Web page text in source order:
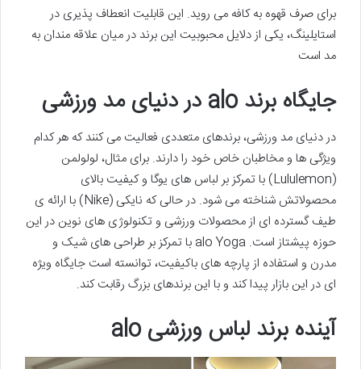
برای صرف قهوه به کافه می روید. این قابلیت انعطاف پذیری در
استایلینگ، یکی از دلایل محبوبیت این برند در میان علاقه مندان به
مد است
جایگاه برند alo در دنیای مد ورزشی
در دنیای مد ورزشی، برندهای متعددی فعالیت می کنند که هر کدام
ویژگی ها و مخاطبان خاص خود را دارند. برای مثال، لولولمن
(Lululemon) با تمرکز بر لباس های یوگا و کیفیت بالای
محصولاتش شناخته می شود. در حالی که نایکی (Nike) با ارائه ی
طیف گسترده ای از محصولات ورزشی و تکنولوژی های نوین در این
حوزه پیشتاز است. alo Yoga با تمرکز بر طراحی های شیک و
مدرن و استفاده از پارچه های باکیفیت، توانسته است جایگاه ویژه
ای در این بازار پیدا کند و با این برندهای بزرگ رقابت کند.
آینده برند لباس ورزشی alo